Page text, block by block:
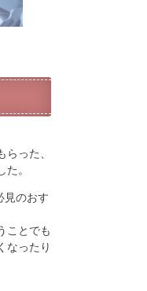
った、
。
見のおす
ことでも
なったり